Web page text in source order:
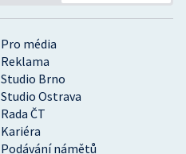
Pro média
Reklama
Studio Brno
Studio Ostrava
Rada ČT
Kariéra
Podávání námětů